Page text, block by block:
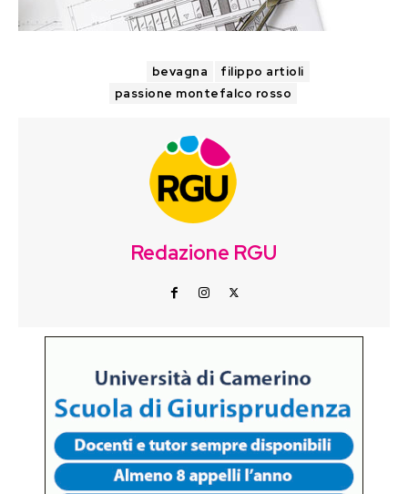
bevagna
filippo artioli
passione montefalco rosso
Redazione RGU